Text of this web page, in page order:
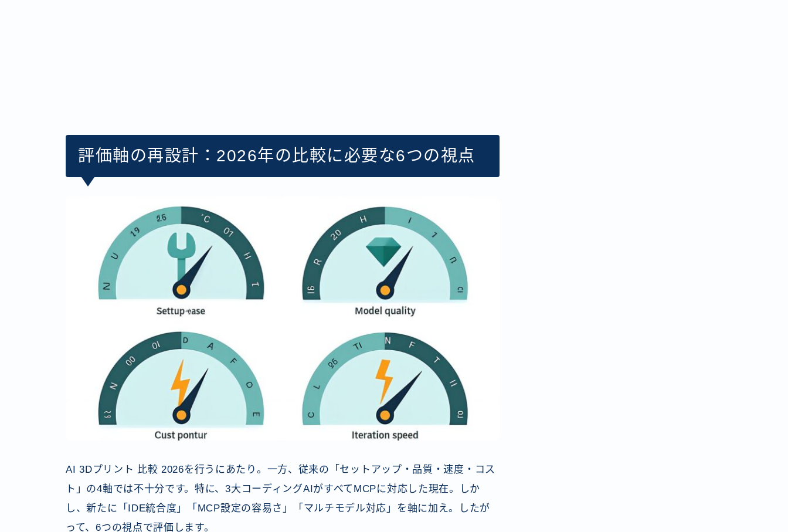
評価軸の再設計：2026年の比較に必要な6つの視点
AI 3Dプリント 比較 2026を行うにあたり。一方、従来の「セットアップ・品質・速度・コス
ト」の4軸では不十分です。特に、3大コーディングAIがすべてMCPに対応した現在。しか
し、新たに「IDE統合度」「MCP設定の容易さ」「マルチモデル対応」を軸に加え。したが
って、6つの視点で評価します。